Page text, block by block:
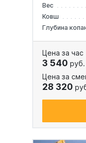
Вес
Ковш
Глубина
Цена за час
3 540 руб.
Цена за
28 320